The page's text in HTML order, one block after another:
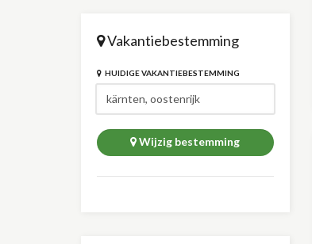
Vakantiebestemming
HUIDIGE VAKANTIEBESTEMMING
Wijzig bestemming